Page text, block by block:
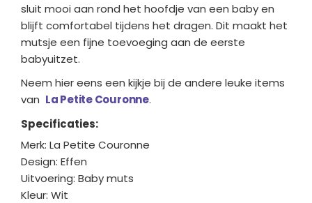
sluit mooi aan rond het hoofdje van een baby en
blijft comfortabel tijdens het dragen. Dit maakt het
mutsje een fijne toevoeging aan de eerste
babyuitzet.
Neem hier eens een kijkje bij de andere leuke items
van La Petite Couronne.
Specificaties:
Merk: La Petite Couronne
Design: Effen
Uitvoering: Baby muts
Kleur: Wit